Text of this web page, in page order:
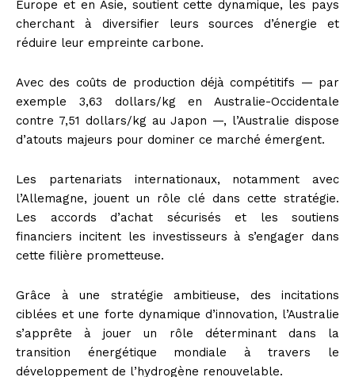
Europe et en Asie, soutient cette dynamique, les pays
cherchant à diversifier leurs sources d’énergie et
réduire leur empreinte carbone.
Avec des coûts de production déjà compétitifs — par
exemple 3,63 dollars/kg en Australie-Occidentale
contre 7,51 dollars/kg au Japon —, l’Australie dispose
d’atouts majeurs pour dominer ce marché émergent.
Les partenariats internationaux, notamment avec
l’Allemagne, jouent un rôle clé dans cette stratégie.
Les accords d’achat sécurisés et les soutiens
financiers incitent les investisseurs à s’engager dans
cette filière prometteuse.
Grâce à une stratégie ambitieuse, des incitations
ciblées et une forte dynamique d’innovation, l’Australie
s’apprête à jouer un rôle déterminant dans la
transition énergétique mondiale à travers le
développement de l’hydrogène renouvelable.